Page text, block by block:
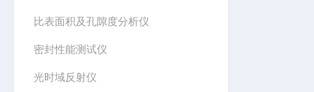
比表面积及孔隙度分析仪
密封性能测试仪
光时域反射仪